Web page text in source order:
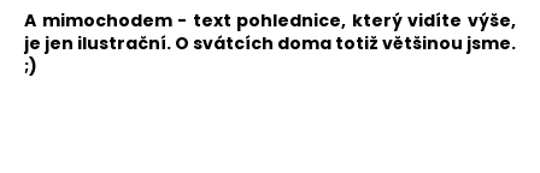
A mimochodem - text pohlednice, který vidíte výše,
je jen ilustrační. O svátcích doma totiž většinou jsme.
;)